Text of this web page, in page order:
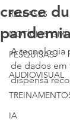
RELEASES
NOTÍCIAS GMI
PESQUISAS
AUDIOVISUAL
IA
cresce
A tecnologia
de dados em
dispensa